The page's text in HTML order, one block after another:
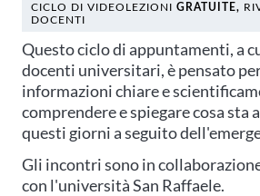
CICLO DI VIDEOLEZIONI GRATUITE,
DOCENTI
Questo ciclo di appuntamenti, a
docenti universitari, è pensato
informazioni chiare e
comprendere e spiegare cosa sta
questi giorni a seguito
Gli incontri sono in
con l'università San Raffaele.